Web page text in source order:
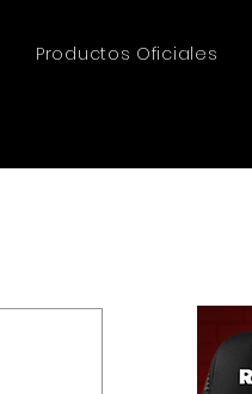
Productos Oficiales